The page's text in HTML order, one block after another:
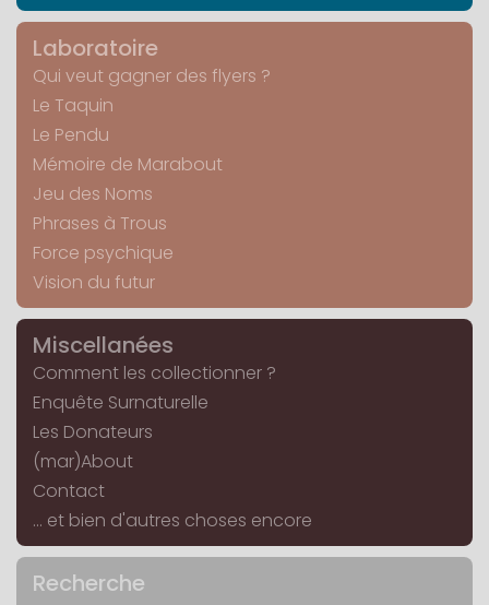
Laboratoire
Qui veut gagner des flyers ?
Le Taquin
Le Pendu
Mémoire de Marabout
Jeu des Noms
Phrases à Trous
Force psychique
Vision du futur
Miscellanées
Comment les collectionner ?
Enquête Surnaturelle
Les Donateurs
(mar)About
Contact
... et bien d'autres choses encore
Recherche